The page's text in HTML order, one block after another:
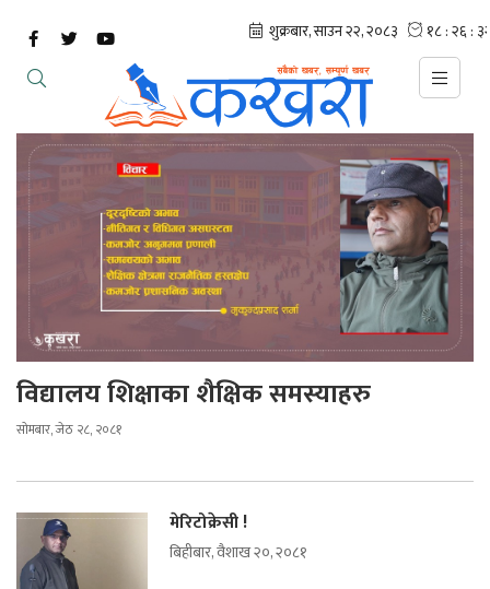
विद्यालय शिक्षाका शैक्षिक समस्याहरु
सोमबार, जेठ २८, २०८१
मेरिटोक्रेसी !
बिहीबार, वैशाख २०, २०८१